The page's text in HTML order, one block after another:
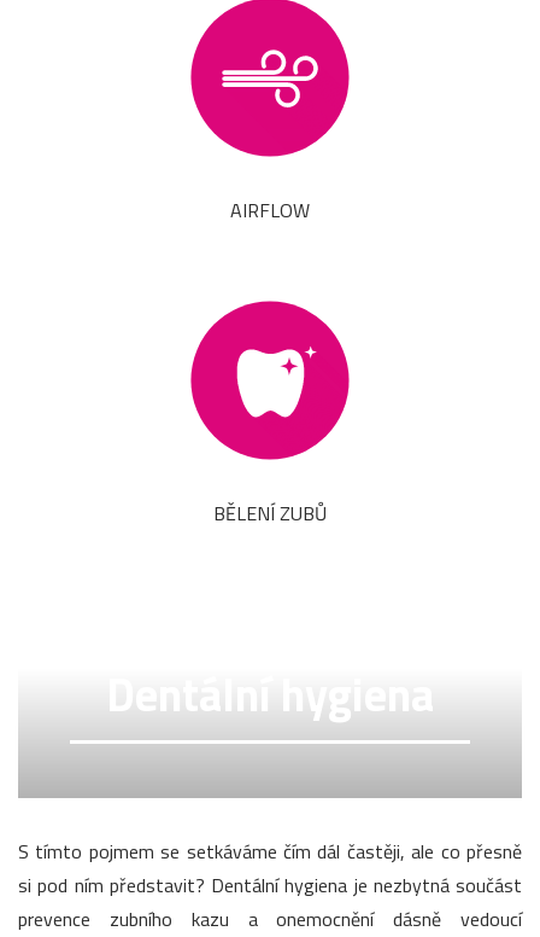
AIRFLOW
BĚLENÍ ZUBŮ
S tímto pojmem se setkáváme čím dál častěji, ale co přesně
si pod ním představit? Dentální hygiena je nezbytná součást
prevence zubního kazu a onemocnění dásně vedoucí
Dentální hygiena